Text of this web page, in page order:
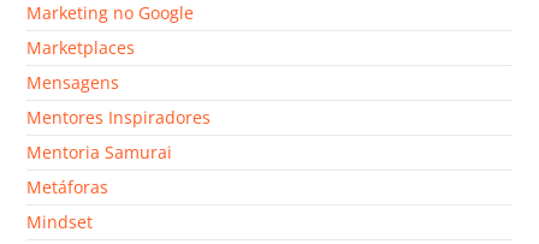
Marketing no Google
Marketplaces
Mensagens
Mentores Inspiradores
Mentoria Samurai
Metáforas
Mindset